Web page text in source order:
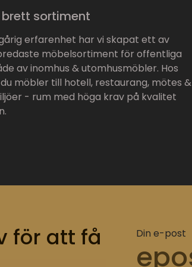
sortiment
erfarenhet har vi skapat ett av
möbelsortiment för offentliga
av inomhus & utomhusmöbler. Hos
möbler till hotell, restaurang, mötes &
- rum med höga krav på kvalitet
för att få
Din e-post